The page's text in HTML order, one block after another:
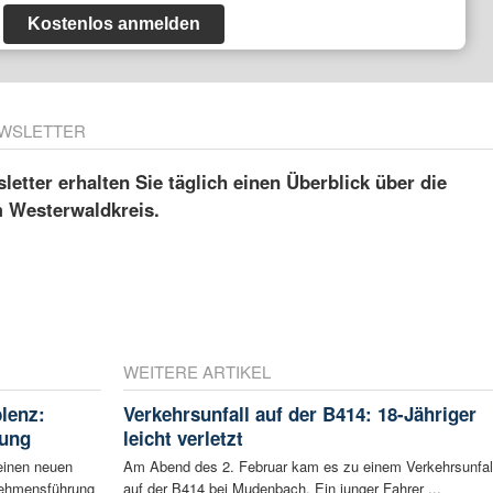
Kostenlos anmelden
erhalten Sie täglich einen Überblick über die
Westerwaldkreis.
neuen
WEITERE ARTIKEL
Verkehrsunfall auf der B414: 18-Jähriger
leicht verletzt
Am Abend des 2. Februar kam es zu einem
auf der B414 bei Mudenbach. Ein junger Fahrer ...